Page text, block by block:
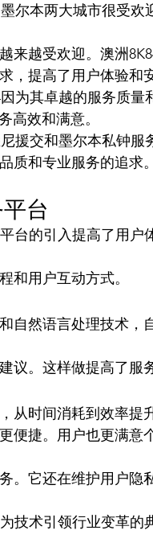
尔本两大城市很受欢
来越受欢迎。澳洲
，提高了用户体验和
为其卓越的服务质量
高效和满意。
援交和墨尔本私钟服
质和专业服务的追求
台
台的引入提高了用户
和用户互动方式。
自然语言处理技术，
议。这样做提高了服
时间消耗到效率提
便捷。用户也更满意
。它还在维护用户隐
技术引领行业变革的